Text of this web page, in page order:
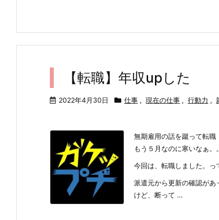
【転職】年収upした
2022年4月30日 仕事 , 現在の仕事 , 行動力 ,
無期雇用の話を蹴って転職
もう５月なのに寒いなぁ。
今回は、転職しました。っ
派遣元から更新の確認が
けど、断って ...